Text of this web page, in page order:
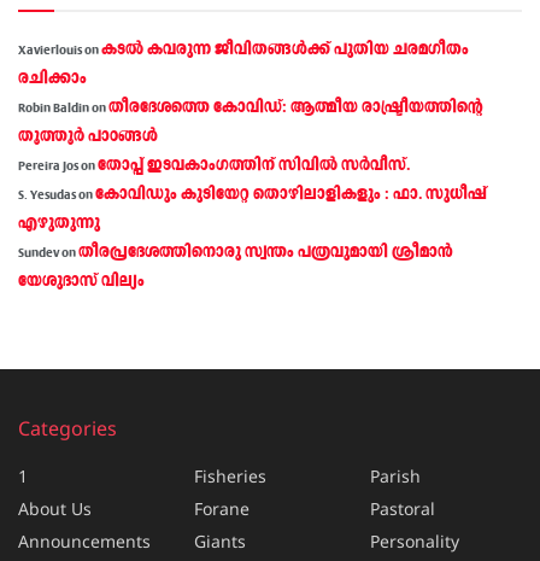
Xavierlouisonകടല്‍ കവരുന്ന ജീവിതങ്ങള്‍ക്ക് പുതിയ ചരമഗീതം
രചിക്കാം
Robin Baldinonതീരദേശത്തെ കോവിഡ്: ആത്മീയ രാഷ്ട്രീയത്തിന്റെ
തൂത്തൂര്‍ പാഠങ്ങൾ
Pereira Josonതോപ്പ് ഇടവകാംഗത്തിന് സിവിൽ സർവീസ്.
S. Yesudasonകോവിഡും കുടിയേറ്റ തൊഴിലാളികളും : ഫാ. സുധീഷ്
എഴുതുന്നു
Sundevonതീരപ്രദേശത്തിനൊരു സ്വന്തം പത്രവുമായി ശ്രീമാന്‍
യേശുദാസ് വില്യം
Categories
1
About Us
Announcements
Fisheries
Forane
Giants
Parish
Pastoral
Personality